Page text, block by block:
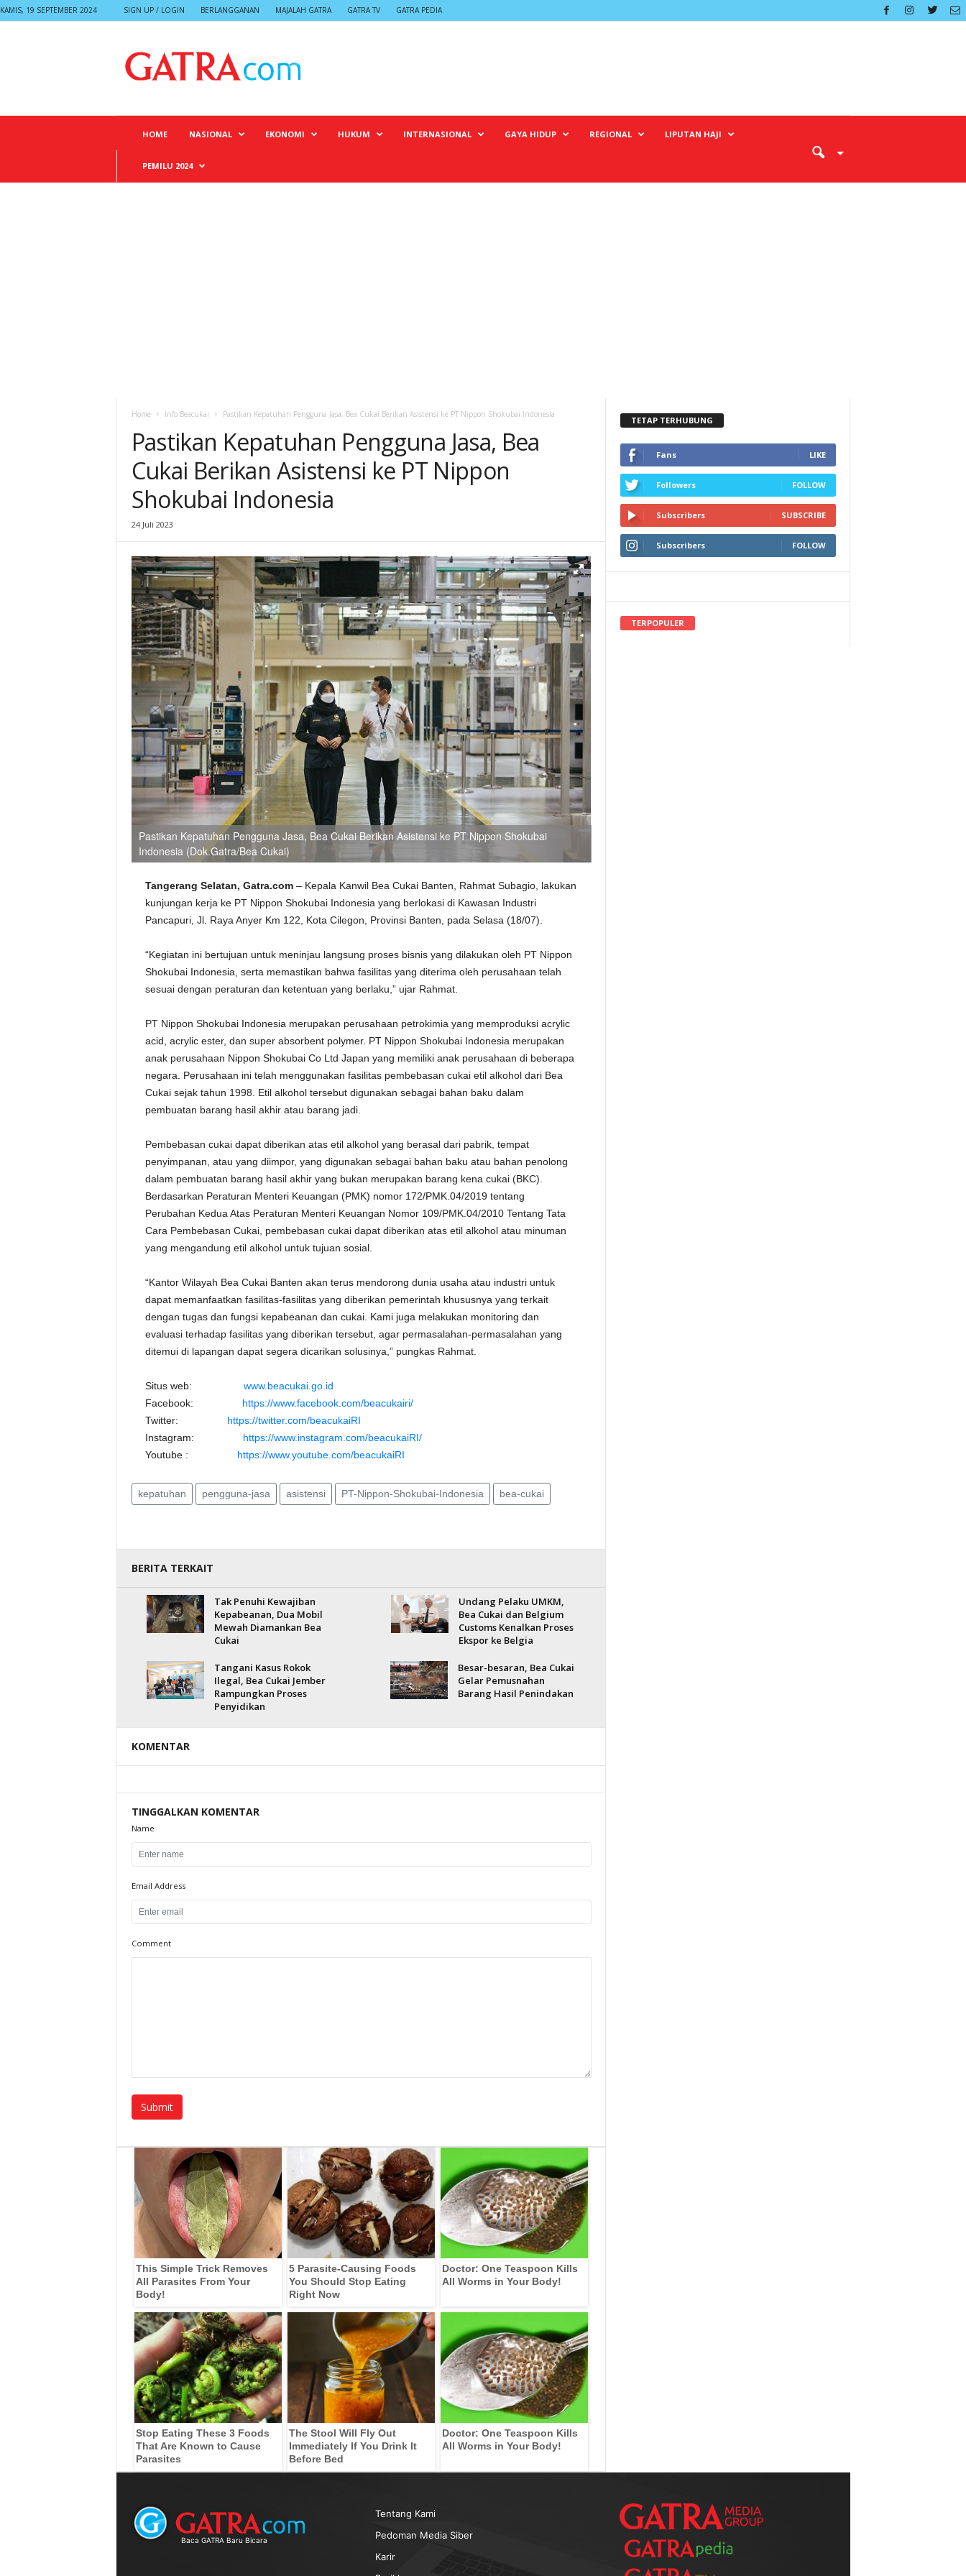
KAMIS, 19 SEPTEMBER 2024 SIGN UP / LOGIN BERLANGGANAN MAJALAH GATRA GATRA TV GATRA PEDIA
HOME NASIONAL EKONOMI HUKUM INTERNASIONAL GAYA HIDUP REGIONAL LIPUTAN HAJI
PEMILU 2024
Home Info Beacukai Pastikan Kepatuhan Pengguna Jasa, Bea Cukai Berikan Asistensi ke PT Nippon Shokubai Indonesia
Pastikan Kepatuhan Pengguna Jasa, Bea
Cukai Berikan Asistensi ke PT Nippon
Shokubai Indonesia
24 Juli 2023
Pastikan Kepatuhan Pengguna Jasa, Bea Cukai Berikan Asistensi ke PT Nippon Shokubai
Indonesia (Dok.Gatra/Bea Cukai)
Tangerang Selatan, Gatra.com – Kepala Kanwil Bea Cukai Banten, Rahmat Subagio, lakukan
kunjungan kerja ke PT Nippon Shokubai Indonesia yang berlokasi di Kawasan Industri
Pancapuri, Jl. Raya Anyer Km 122, Kota Cilegon, Provinsi Banten, pada Selasa (18/07).
“Kegiatan ini bertujuan untuk meninjau langsung proses bisnis yang dilakukan oleh PT Nippon
Shokubai Indonesia, serta memastikan bahwa fasilitas yang diterima oleh perusahaan telah
sesuai dengan peraturan dan ketentuan yang berlaku,” ujar Rahmat.
PT Nippon Shokubai Indonesia merupakan perusahaan petrokimia yang memproduksi acrylic
acid, acrylic ester, dan super absorbent polymer. PT Nippon Shokubai Indonesia merupakan
anak perusahaan Nippon Shokubai Co Ltd Japan yang memiliki anak perusahaan di beberapa
negara. Perusahaan ini telah menggunakan fasilitas pembebasan cukai etil alkohol dari Bea
Cukai sejak tahun 1998. Etil alkohol tersebut digunakan sebagai bahan baku dalam
pembuatan barang hasil akhir atau barang jadi.
Pembebasan cukai dapat diberikan atas etil alkohol yang berasal dari pabrik, tempat
penyimpanan, atau yang diimpor, yang digunakan sebagai bahan baku atau bahan penolong
dalam pembuatan barang hasil akhir yang bukan merupakan barang kena cukai (BKC).
Berdasarkan Peraturan Menteri Keuangan (PMK) nomor 172/PMK.04/2019 tentang
Perubahan Kedua Atas Peraturan Menteri Keuangan Nomor 109/PMK.04/2010 Tentang Tata
Cara Pembebasan Cukai, pembebasan cukai dapat diberikan atas etil alkohol atau minuman
yang mengandung etil alkohol untuk tujuan sosial.
“Kantor Wilayah Bea Cukai Banten akan terus mendorong dunia usaha atau industri untuk
dapat memanfaatkan fasilitas-fasilitas yang diberikan pemerintah khususnya yang terkait
dengan tugas dan fungsi kepabeanan dan cukai. Kami juga melakukan monitoring dan
evaluasi terhadap fasilitas yang diberikan tersebut, agar permasalahan-permasalahan yang
ditemui di lapangan dapat segera dicarikan solusinya,” pungkas Rahmat.
Situs web: www.beacukai.go.id
Facebook: https://www.facebook.com/beacukairi/
Twitter: https://twitter.com/beacukaiRI
Instagram: https://www.instagram.com/beacukaiRI/
Youtube : https://www.youtube.com/beacukaiRI
kepatuhan pengguna-jasa asistensi PT-Nippon-Shokubai-Indonesia bea-cukai
BERITA TERKAIT
Tak Penuhi Kewajiban
Kepabeanan, Dua Mobil
Mewah Diamankan Bea
Cukai
Undang Pelaku UMKM,
Bea Cukai dan Belgium
Customs Kenalkan Proses
Ekspor ke Belgia
Tangani Kasus Rokok
Ilegal, Bea Cukai Jember
Rampungkan Proses
Penyidikan
Besar-besaran, Bea Cukai
Gelar Pemusnahan
Barang Hasil Penindakan
KOMENTAR
TINGGALKAN KOMENTAR
Name
Email Address
Comment
This Simple Trick Removes
All Parasites From Your
Body!
5 Parasite-Causing Foods
You Should Stop Eating
Right Now
Doctor: One Teaspoon Kills
All Worms in Your Body!
Stop Eating These 3 Foods
That Are Known to Cause
Parasites
The Stool Will Fly Out
Immediately If You Drink It
Before Bed
Doctor: One Teaspoon Kills
All Worms in Your Body!
TETAP TERHUBUNG
Fans LIKE
Followers FOLLOW
Subscribers SUBSCRIBE
Subscribers FOLLOW
Baca GATRA Baru Bicara
Tentang Kami
Pedoman Media Siber
Karir